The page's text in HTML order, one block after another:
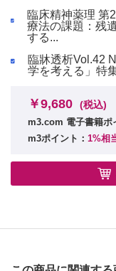
臨床精神薬理 第
療法の課題：残
する...
臨牀透析Vol.42
学を考える」特
￥9,680 (税込)
m3.com 電子書籍ポ
m3ポイント： 1%相